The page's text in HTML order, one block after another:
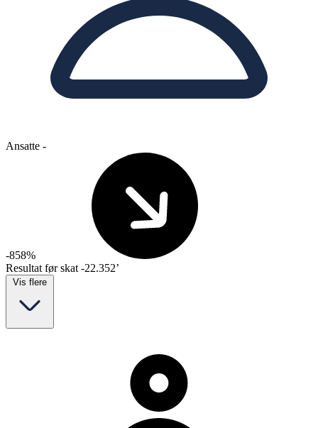
Ansatte -
-858%
Resultat før skat -22.352’
Vis flere